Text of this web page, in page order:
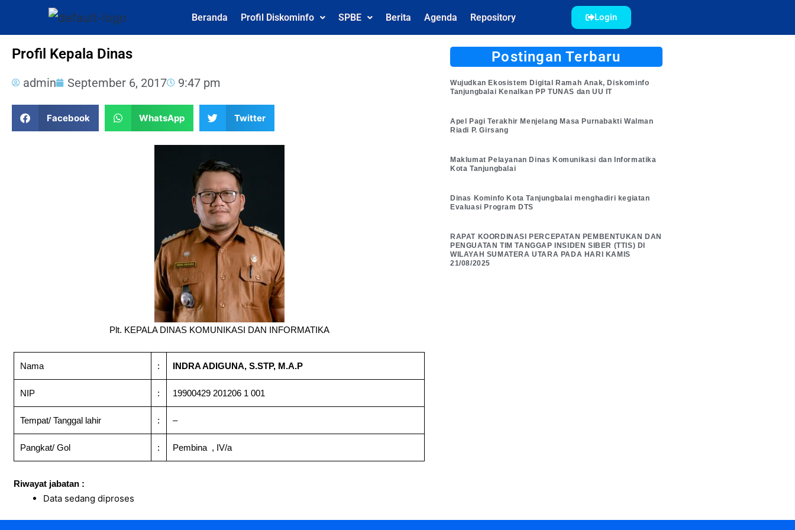
Beranda Profil Diskominfo SPBE Berita Agenda Repository Login
Profil Kepala Dinas
admin September 6, 2017 9:47 pm
Facebook WhatsApp Twitter
Plt. KEPALA DINAS KOMUNIKASI DAN INFORMATIKA
Nama : INDRA ADIGUNA, S.STP, M.A.P
NIP : 19900429 201206 1 001
Tempat/ Tanggal lahir : –
Pangkat/ Gol : Pembina , IV/a
Riwayat jabatan :
Data sedang diproses
Postingan Terbaru
Wujudkan Ekosistem Digital Ramah Anak, Diskominfo
Tanjungbalai Kenalkan PP TUNAS dan UU IT
Apel Pagi Terakhir Menjelang Masa Purnabakti Walman
Riadi P. Girsang
Maklumat Pelayanan Dinas Komunikasi dan Informatika
Kota Tanjungbalai
Dinas Kominfo Kota Tanjungbalai menghadiri kegiatan
Evaluasi Program DTS
RAPAT KOORDINASI PERCEPATAN PEMBENTUKAN DAN
PENGUATAN TIM TANGGAP INSIDEN SIBER (TTIS) DI
WILAYAH SUMATERA UTARA PADA HARI KAMIS
21/08/2025